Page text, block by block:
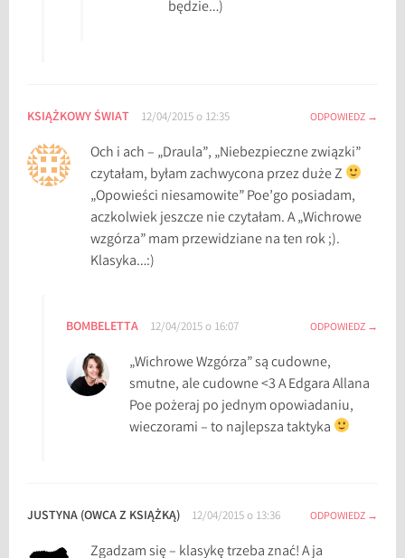
będzie…)
KSIĄŻKOWY ŚWIAT 12/04/2015 o 12:35 ODPOWIEDZ
Och i ach – „Draula”, „Niebezpieczne związki”
czytałam, byłam zachwycona przez duże Z
„Opowieści niesamowite” Poe’go posiadam,
aczkolwiek jeszcze nie czytałam. A „Wichrowe
wzgórza” mam przewidziane na ten rok ;).
Klasyka…:)
BOMBELETTA 12/04/2015 o 16:07 ODPOWIEDZ
„Wichrowe Wzgórza” są cudowne,
smutne, ale cudowne <3 A Edgara Allana
Poe pożeraj po jednym opowiadaniu,
wieczorami – to najlepsza taktyka
JUSTYNA (OWCA Z KSIĄŻKĄ) 12/04/2015 o 13:36 ODPOWIEDZ
Zgadzam się – klasykę trzeba znać! A ja